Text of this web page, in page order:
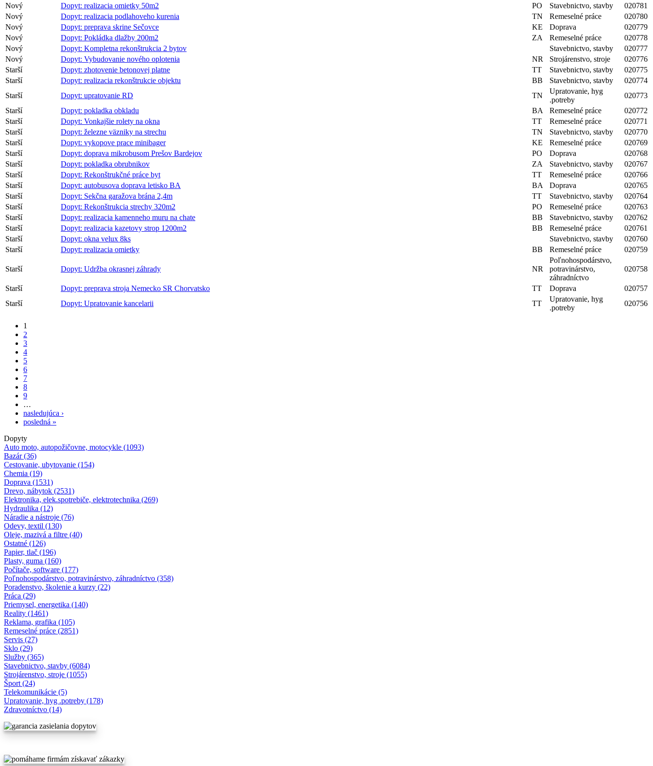
Nový
Dopyt: realizacia omietky 50m2 PO Stavebnictvo, stavby
020781
Nový
Dopyt: realizacia podlahoveho kurenia TN Remeselné práce
020780
Nový
Dopyt: preprava skrine Sečovce KE Doprava
020779
Nový
Dopyt: Pokládka dlažby 200m2 ZA Remeselné práce
020778
Nový
Dopyt: Kompletna rekonštrukcia 2 bytov Stavebnictvo, stavby
020777
Nový
Dopyt: Vybudovanie nového oplotenia NR Strojárenstvo, stroje
020776
Starší
Dopyt: zhotovenie betonovej platne TT Stavebnictvo, stavby
020775
Starší
Dopyt: realizacia rekonštrukcie objektu BB Stavebnictvo, stavby
020774
Starší
Dopyt: upratovanie RD TN
Upratovanie, hyg
.potreby
020773
Starší
Dopyt: pokladka obkladu BA Remeselné práce
020772
Starší
Dopyt: Vonkajšie rolety na okna TT Remeselné práce
020771
Starší
Dopyt: železne väzniky na strechu TN Stavebnictvo, stavby
020770
Starší
Dopyt: vykopove prace minibager KE Remeselné práce
020769
Starší
Dopyt: doprava mikrobusom Prešov Bardejov PO Doprava
020768
Starší
Dopyt: pokladka obrubnikov ZA Stavebnictvo, stavby
020767
Starší
Dopyt: Rekonštrukčné práce byt TT Remeselné práce
020766
Starší
Dopyt: autobusova doprava letisko BA BA Doprava
020765
Starší
Dopyt: Sekčna garažova brána 2,4m TT Stavebnictvo, stavby
020764
Starší
Dopyt: Rekonštrukcia strechy 320m2 PO Remeselné práce
020763
Starší
Dopyt: realizacia kamenneho muru na chate BB Stavebnictvo, stavby
020762
Starší
Dopyt: realizacia kazetovy strop 1200m2 BB Remeselné práce
020761
Starší
Dopyt: okna velux 8ks Stavebnictvo, stavby
020760
Starší
Dopyt: realizacia omietky BB Remeselné práce 020759
Starší Dopyt: Udržba okrasnej záhrady NR
Poľnohospodárstvo,
potravinárstvo,
záhradníctvo
020758
Starší Dopyt: preprava stroja Nemecko SR Chorvatsko TT Doprava
020757
Starší
Dopyt: Upratovanie kancelarii TT
Upratovanie, hyg
.potreby
020756
1
2
3
4
5
6
7
8
9
…
nasledujúca ›
posledná »
Dopyty
Auto moto, autopožičovne, motocykle (1093)
Bazár (36)
Cestovanie, ubytovanie (154)
Chemia (19)
Doprava (1531)
Drevo, nábytok (2531)
Elektronika, elek.spotrebiče, elektrotechnika (269)
Hydraulika (12)
Náradie a nástroje (76)
Odevy, textil (130)
Oleje, mazivá a filtre (40)
Ostatné (126)
Papier, tlač (196)
Plasty, guma (160)
Počítače, software (177)
Poľnohospodárstvo, potravinárstvo, záhradníctvo (358)
Poradenstvo, školenie a kurzy (22)
Práca (29)
Priemysel, energetika (140)
Reality (1461)
Reklama, grafika (105)
Remeselné práce (2851)
Servis (27)
Sklo (29)
Služby (365)
Stavebnictvo, stavby (6084)
Strojárenstvo, stroje (1055)
Šport (24)
Telekomunikácie (5)
Upratovanie, hyg .potreby (178)
Zdravotníctvo (14)